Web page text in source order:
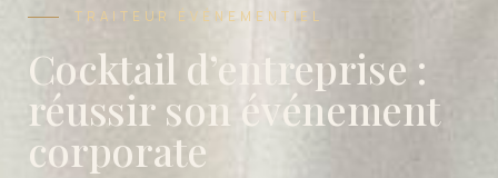
TRAITEUR ÉVÉNEMENTIEL
Cocktail d’entreprise :
réussir son événement
corporate